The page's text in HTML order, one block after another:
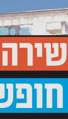
גם לשמוע שירים
למחוק?